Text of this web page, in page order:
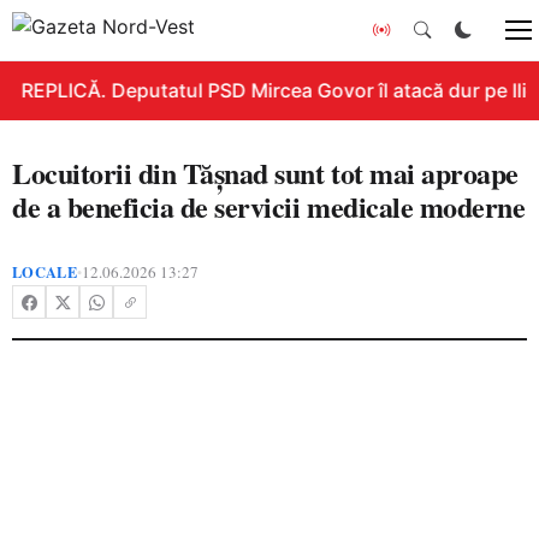
REPLICĂ. Deputatul PSD Mircea Govor îl atacă dur pe
Locuitorii din Tășnad sunt tot mai aproape
de a beneficia de servicii medicale moderne
LOCALE•12.06.2026 13:27